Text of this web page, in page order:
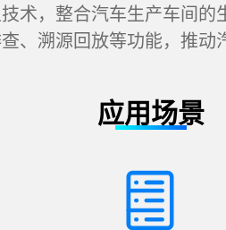
整合汽车生产车间的生
、溯源回放等功能，推动
应用场景